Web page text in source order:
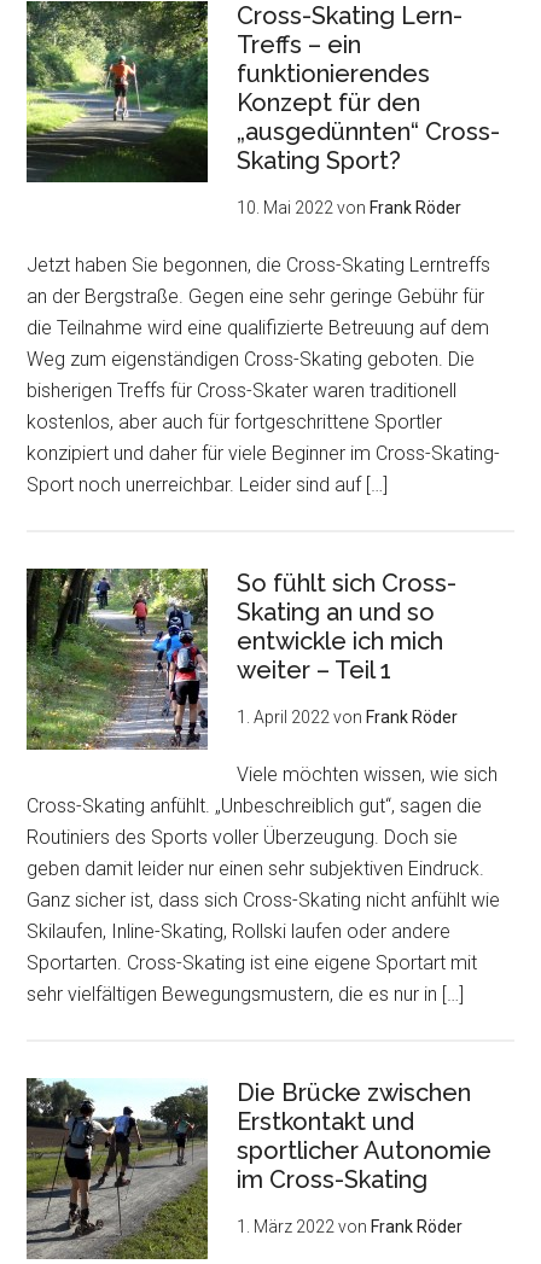
Cross-Skating Lern-
Treffs – ein
funktionierendes
Konzept für den
„ausgedünnten“ Cross-
Skating Sport?
10. Mai 2022von Frank Röder
Jetzt haben Sie begonnen, die Cross-Skating Lerntreffs
an der Bergstraße. Gegen eine sehr geringe Gebühr für
die Teilnahme wird eine qualifizierte Betreuung auf dem
Weg zum eigenständigen Cross-Skating geboten. Die
bisherigen Treffs für Cross-Skater waren traditionell
kostenlos, aber auch für fortgeschrittene Sportler
konzipiert und daher für viele Beginner im Cross-Skating-
Sport noch unerreichbar. Leider sind auf […]
So fühlt sich Cross-
Skating an und so
entwickle ich mich
weiter – Teil 1
1. April 2022von Frank Röder
Viele möchten wissen, wie sich
Cross-Skating anfühlt. „Unbeschreiblich gut“, sagen die
Routiniers des Sports voller Überzeugung. Doch sie
geben damit leider nur einen sehr subjektiven Eindruck.
Ganz sicher ist, dass sich Cross-Skating nicht anfühlt wie
Skilaufen, Inline-Skating, Rollski laufen oder andere
Sportarten. Cross-Skating ist eine eigene Sportart mit
sehr vielfältigen Bewegungsmustern, die es nur in […]
Die Brücke zwischen
Erstkontakt und
sportlicher Autonomie
im Cross-Skating
1. März 2022von Frank Röder